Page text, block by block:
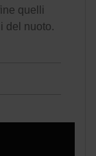
quelli
del nuoto.